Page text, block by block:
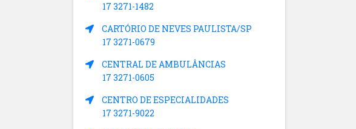
17 3271-1482
CARTÓRIO DE NEVES PAULISTA/SP
17 3271-0679
CENTRAL DE AMBULÂNCIAS
17 3271-0605
CENTRO DE ESPECIALIDADES
17 3271-9022